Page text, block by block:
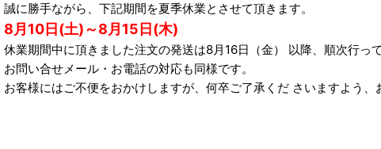
誠に勝手ながら、下記期間を夏季休業とさせて頂きます。
8月10日(土)～8月15日(木)
休業期間中に頂きました注文の発送は8月16日（金） 以降、順次行っ
お問い合せメール・お電話の対応も同様です。
お客様にはご不便をおかけしますが、何卒ご了承くだ さいますよう、